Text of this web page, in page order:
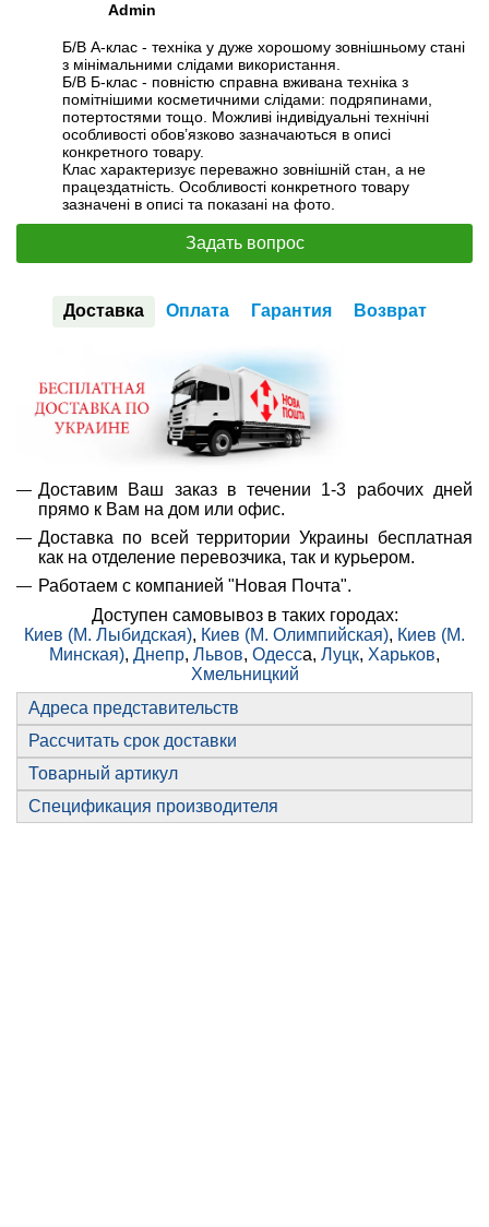
Admin
Б/В А-клас - техніка у дуже хорошому зовнішньому стані
з мінімальними слідами використання.
Б/В Б-клас - повністю справна вживана техніка з
помітнішими косметичними слідами: подряпинами,
потертостями тощо. Можливі індивідуальні технічні
особливості обов’язково зазначаються в описі
конкретного товару.
Клас характеризує переважно зовнішній стан, а не
працездатність. Особливості конкретного товару
зазначені в описі та показані на фото.
Задать вопрос
Доставка Оплата Гарантия Возврат
Доставим Ваш заказ в течении 1-3 рабочих дней
прямо к Вам на дом или офис.
Доставка по всей территории Украины бесплатная
как на отделение перевозчика, так и курьером.
Работаем с компанией "Новая Почта".
Доступен самовывоз в таких городах:
Киев (М. Лыбидская), Киев (М. Олимпийская), Киев (М.
Минская), Днепр, Львов, Одесса, Луцк, Харьков,
Хмельницкий
Адреса представительств
Рассчитать срок доставки
Товарный артикул
Спецификация производителя